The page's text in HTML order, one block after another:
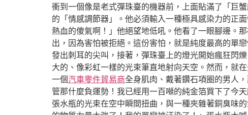
衝到一個像是老式彈珠臺的機器前，上面貼滿了「巨
的「情感調節器」。他必須輸入一種極具感染力的正
熱血的傻氣啊！」他絕望地低吼。他看了一眼腳邊。
出，因為害怕被拒絕。這份害怕，就是純度最高的單
發出刺耳的尖叫，接著，彈珠臺上的燈光開始瘋狂閃
大的、像彩虹一樣的光束筆直地射向天空。然而，就
一個汽車零件貿易商全身肌肉、戴著鑽石項圈的男人
管那什麼負運勢！我已經用一百噸的純金箔買下了今
張水瓶的光束在空中瞬間扭曲，與一種夾雜著銅臭味